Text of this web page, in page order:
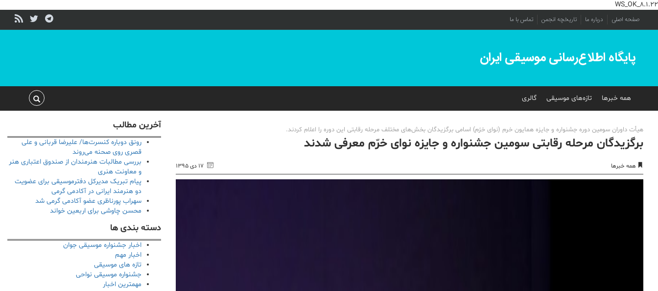
WS_OK_8.1.22
صفحه اصلی درباره ما تاریخچه انجمن تماس با ما
پایگاه اطلاع‌رسانی موسیقی ایران
همه خبرها تازه‌های موسیقی گالری
هیأت داوران سومین دوره جشنواره و جایزه همایون خرم (نوای خرّم) اسامی برگزیدگان بخش‌های مختلف مرحله رقابتی این دوره را اعلام کردند.
برگزیدگان مرحله رقابتی سومین جشنواره و جایزه نوای خرّم معرفی شدند
همه خبرها ۱۷ دی ۱۳۹۵
آخرین مطالب
رونق دوباره کنسرت‌ها/ علیرضا قربانی و علی
قصری روی صحنه می‌روند
بررسی مطالبات هنرمندان از صندوق اعتباری هنر
و معاونت هنری
پیام تبریک مدیرکل دفترموسیقی برای عضویت
دو هنرمند ایرانی در آکادمی گرمی
سهراب پورناظری عضو آکادمی گرمی شد
محسن چاوشی برای اربعین خواند
دسته بندی ها
اخبار جشنواره موسیقی جوان
اخبار مهم
تازه های موسیقی
جشنواره موسیقی نواحی
مهمترین اخبار